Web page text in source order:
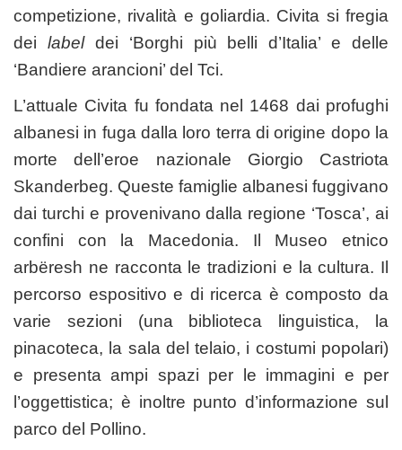
competizione, rivalità e goliardia. Civita si fregia
dei labeldei ‘Borghi più belli d’Italia’ e delle
‘Bandiere arancioni’ del Tci.
L’attuale Civita fu fondata nel 1468 dai profughi
albanesi in fuga dalla loro terra di origine dopo la
morte dell’eroe nazionale Giorgio Castriota
Skanderbeg. Queste famiglie albanesi fuggivano
dai turchi e provenivano dalla regione ‘Tosca’, ai
confini con la Macedonia. Il Museo etnico
arbëresh ne racconta le tradizioni e la cultura. Il
percorso espositivo e di ricerca è composto da
varie sezioni (una biblioteca linguistica, la
pinacoteca, la sala del telaio, i costumi popolari)
e presenta ampi spazi per le immagini e per
l’oggettistica; è inoltre punto d’informazione sul
parco del Pollino.